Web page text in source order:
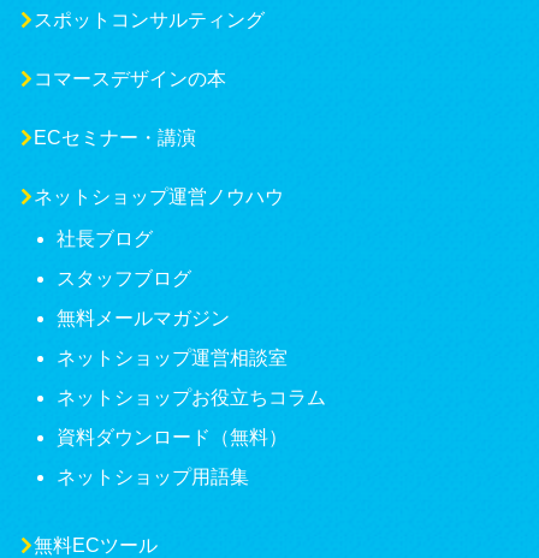
スポットコンサルティング
コマースデザインの本
ECセミナー・講演
ネットショップ運営ノウハウ
社長ブログ
スタッフブログ
無料メールマガジン
ネットショップ運営相談室
ネットショップお役立ちコラム
資料ダウンロード（無料）
ネットショップ用語集
無料ECツール